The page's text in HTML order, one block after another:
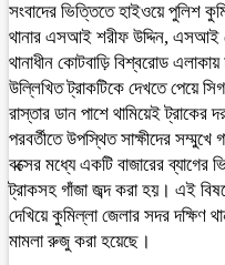
সংবাদের ভিত্তিতে হাইওয়ে পুলিশ
থানার এসআই শরীফ উদ্দিন, এসআই
থানাধীন কোটবাড়ি বিশ্বরোড
উল্লিখিত ট্রাকটিকে দেখতে পেয়ে
রাস্তার ডান পাশে থামিয়েই ট্রাকের
পরবর্তীতে উপস্থিত সাক্ষীদের সম্মুখে
বক্সের মধ্যে একটি বাজারের ব্যাগের
ট্রাকসহ গাঁজা জব্দ করা হয়। এই
দেখিয়ে কুমিল্লা জেলার সদর দক্ষিণ
মামলা রুজু করা হয়েছে।